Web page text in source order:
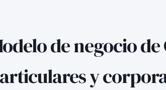
de negocio
y